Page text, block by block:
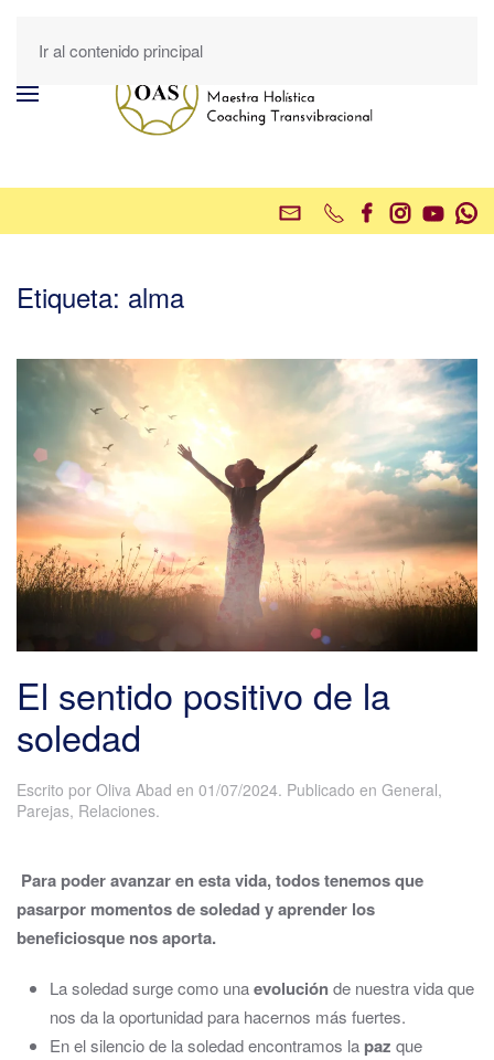
Ir al contenido principal
Etiqueta: alma
El sentido positivo de la
soledad
Escrito por Oliva Abad en 01/07/2024. Publicado en General,
Parejas, Relaciones.
Para poder avanzar en esta vida, todos tenemos que
pasarpor momentos de soledad y aprender los
beneficiosque nos aporta.
La soledad surge como unaevoluciónde nuestra vida que
nos da la oportunidad para hacernos más fuertes.
En el silencio de la soledad encontramos la paz que